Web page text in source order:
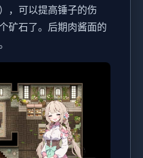
，可以提高锤子的伤
矿石了。后期肉酱面的